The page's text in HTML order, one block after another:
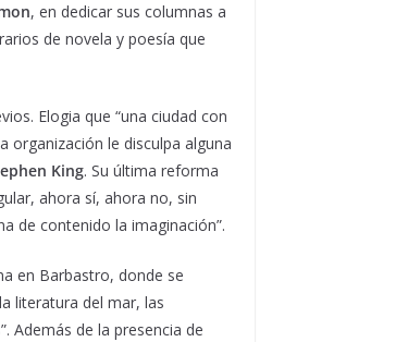
, en dedicar sus columnas a
de novela y poesía que
Elogia que “una ciudad con
organización le disculpa alguna
King. Su última reforma
ahora sí, ahora no, sin
de contenido la imaginación”.
en Barbastro, donde se
literatura del mar, las
Además de la presencia de